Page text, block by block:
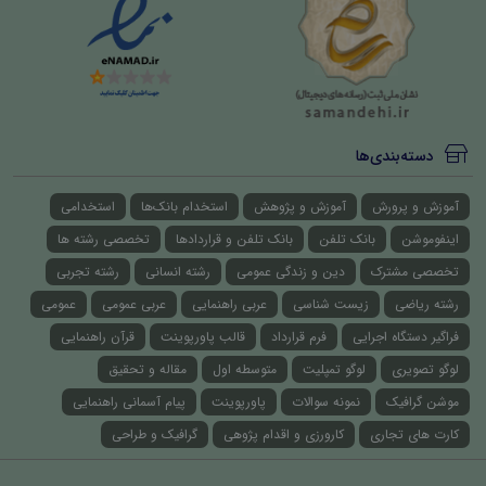
دسته‌بندی‌ها
آموزش و پرورش آموزش و پژوهش استخدام بانک‌ها
استخدامی
اینفوموشن
بانک تلفن بانک تلفن و قراردادها
تخصصی رشته ها
تخصصی مشترک
دین و زندگی عمومی رشته انسانی
رشته تجربی
رشته ریاضی
زیست شناسی عربی راهنمایی عربی عمومی
عمومی
فراگیر دستگاه اجرایی
فرم قرارداد قالب پاورپوینت
قرآن راهنمایی
لوگو تصویری
لوگو تمپلیت متوسطه اول
مقاله و تحقیق
موشن گرافیک
نمونه سوالات پاورپوینت
پیام آسمانی راهنمایی
کارت های تجاری
کارورزی و اقدام پژوهی گرافیک و طراحی